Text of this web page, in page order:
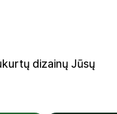
dizainų Jūsų